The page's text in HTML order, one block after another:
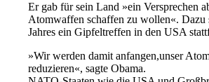
Er gab für sein Land »ein Versprechen
Atomwaffen schaffen zu wollen«. Dazu
Jahres ein Gipfeltreffen in den USA
»Wir werden damit anfangen,unser
reduzieren«, sagte Obama.